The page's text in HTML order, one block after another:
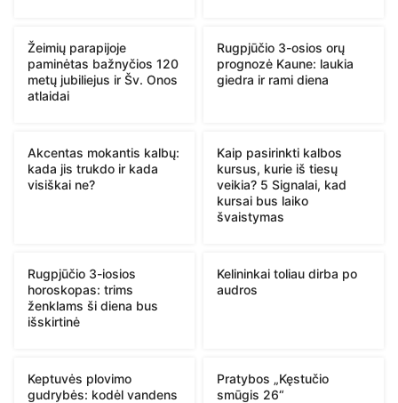
Žeimių parapijoje
paminėtas bažnyčios 120
metų jubiliejus ir Šv. Onos
atlaidai
Rugpjūčio 3-osios orų
prognozė Kaune: laukia
giedra ir rami diena
Akcentas mokantis kalbų:
kada jis trukdo ir kada
visiškai ne?
Kaip pasirinkti kalbos
kursus, kurie iš tiesų
veikia? 5 Signalai, kad
kursai bus laiko
švaistymas
Rugpjūčio 3-iosios
horoskopas: trims
ženklams ši diena bus
išskirtinė
Kelininkai toliau dirba po
audros
Keptuvės plovimo
gudrybės: kodėl vandens
Pratybos „Kęstučio
smūgis 26“